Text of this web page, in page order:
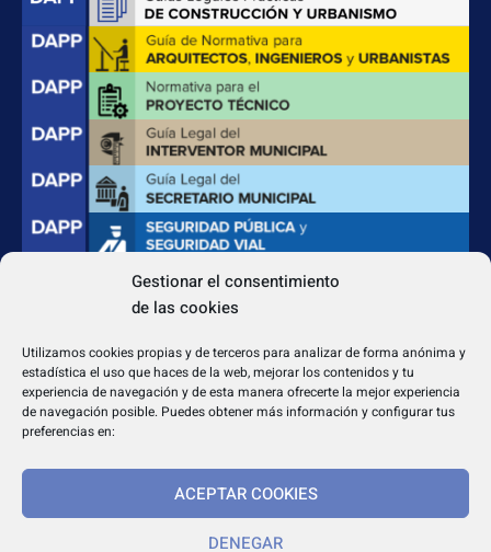
Gestionar el consentimiento
de las cookies
Utilizamos cookies propias y de terceros para analizar de forma anónima y
estadística el uso que haces de la web, mejorar los contenidos y tu
experiencia de navegación y de esta manera ofrecerte la mejor experiencia
de navegación posible. Puedes obtener más información y configurar tus
preferencias en:
ACEPTAR COOKIES
DENEGAR
dapp@dappeditorial.es
TEXTOS LEGALES